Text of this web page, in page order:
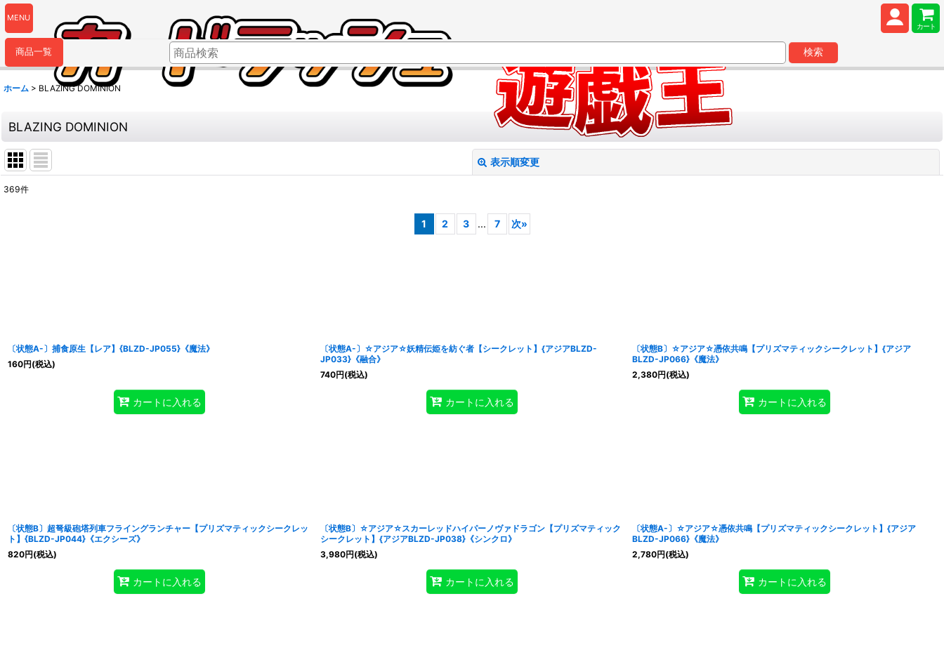
MENU
カート
商品一覧 検索
ホーム > BLAZING DOMINION
BLAZING DOMINION
表示順変更
369件
1 2 3 ... 7 次»
〔状態A-〕捕食原生【レア】{BLZD-JP055}《魔法》
160円(税込)
カートに入れる
〔状態A-〕☆アジア☆妖精伝姫を紡ぐ者【シークレット】{アジアBLZD-
JP033}《融合》
740円(税込)
カートに入れる
〔状態B〕☆アジア☆憑依共鳴【プリズマティックシークレット】{アジア
BLZD-JP066}《魔法》
2,380円(税込)
カートに入れる
〔状態B〕超弩級砲塔列車フライングランチャー【プリズマティックシークレッ
ト】{BLZD-JP044}《エクシーズ》
820円(税込)
カートに入れる
〔状態B〕☆アジア☆スカーレッドハイパーノヴァドラゴン【プリズマティック
シークレット】{アジアBLZD-JP038}《シンクロ》
3,980円(税込)
カートに入れる
〔状態A-〕☆アジア☆憑依共鳴【プリズマティックシークレット】{アジア
BLZD-JP066}《魔法》
2,780円(税込)
カートに入れる